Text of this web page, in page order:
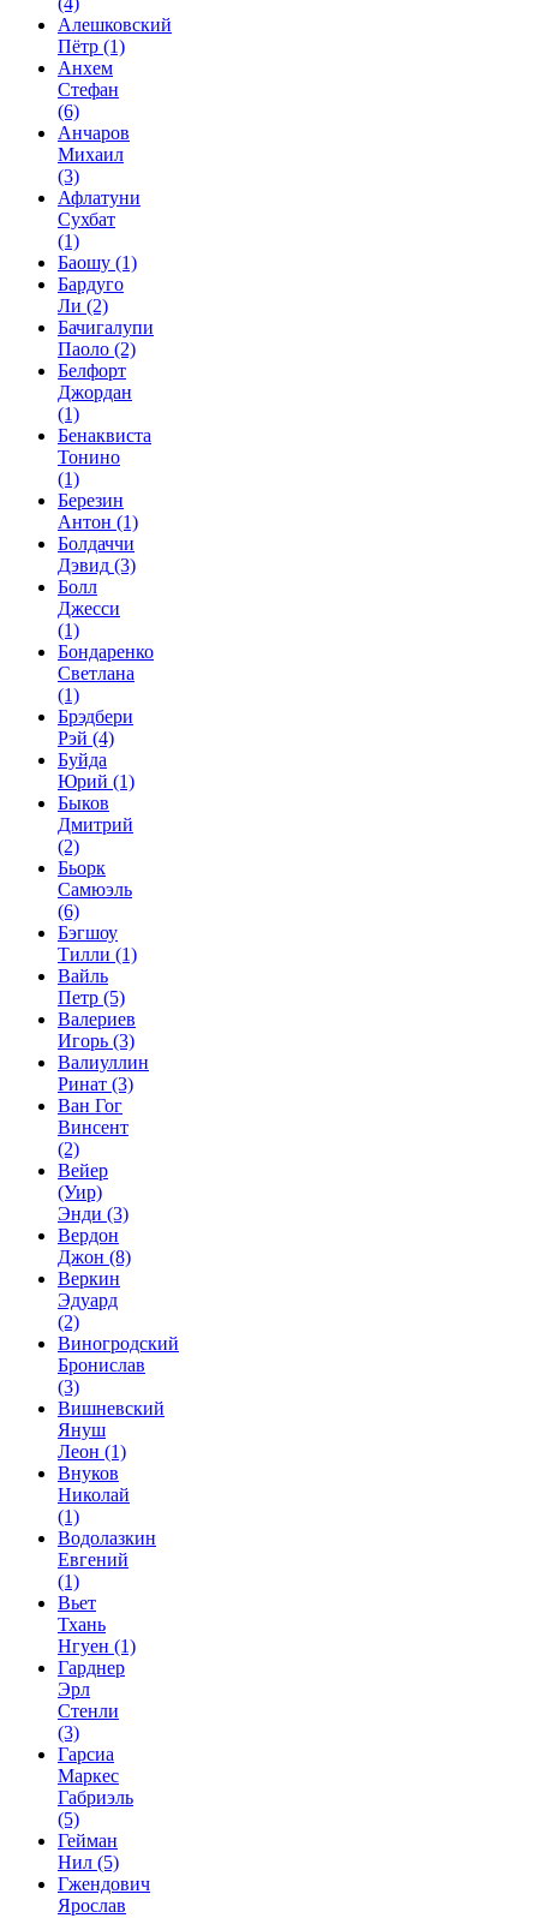
Алешковский
Пётр (1)
Анхем
Стефан
(6)
Анчаров
Михаил
(3)
Афлатуни
Сухбат
(1)
Баошу (1)
Бардуго
Ли (2)
Бачигалупи
Паоло (2)
Белфорт
Джордан
(1)
Бенаквиста
Тонино
(1)
Березин
Антон (1)
Болдаччи
Дэвид (3)
Болл
Джесси
(1)
Бондаренко
Светлана
(1)
Брэдбери
Рэй (4)
Буйда
Юрий (1)
Быков
Дмитрий
(2)
Бьорк
Самюэль
(6)
Бэгшоу
Тилли (1)
Вайль
Петр (5)
Валериев
Игорь (3)
Валиуллин
Ринат (3)
Ван Гог
Винсент
(2)
Вейер
(Уир)
Энди (3)
Вердон
Джон (8)
Веркин
Эдуард
(2)
Виногродский
Бронислав
(3)
Вишневский
Януш
Леон (1)
Внуков
Николай
(1)
Водолазкин
Евгений
(1)
Вьет
Тхань
Нгуен (1)
Гарднер
Эрл
Стенли
(3)
Гарсиа
Маркес
Габриэль
(5)
Гейман
Нил (5)
Гжендович
Ярослав